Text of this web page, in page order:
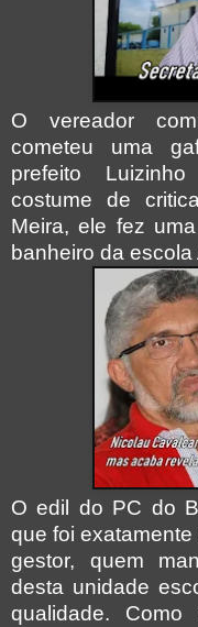
O vereador
cometeu uma
prefeito
costume de
Meira, ele fez
banheiro da
O edil do PC do
que foi
gestor, quem
desta unidade
qualidade.